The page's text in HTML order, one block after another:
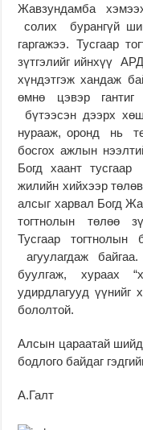
Жавзундамба
солих бурангүй
гаргажээ. Тусгаар
зүтгэлийг ийнхүү
хүндэтгэж хандаж
өмнө цэвэр гантиг
бүтээсэн дээрх
нурааж, оронд нь
босгох ажлын
Богд хаант
жилийн хийхээр
алсыг харвал Богд
тогтнолын төлөө
Тусгаар тогтнолын
агуулагдаж
буулгаж, хураах
удирдлагууд үүнийг
бололтой.
Алсын цараатай
бодлого байдаг
А.Галт